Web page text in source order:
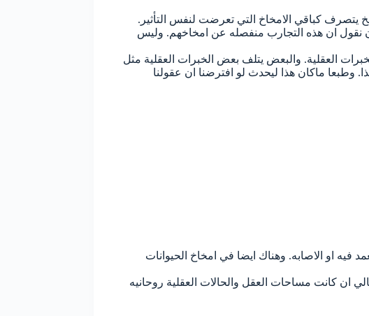
يتصرف كباقي الامخاخ التي تعرضت لنفس التأثير.
ان نقول ان هذه التجارب منفصله عن امخاخهم. وليس
العقلية. والبعض يتلف بعض الخبرات العقلية مثل
وطبعا ماكان هذا ليحدث لو افترضنا ان عقولنا
او الاصابه. وهناك ايضا في امخاخ الحيوانات
ان كانت مساحات العقل والحالات العقلية روحانيه